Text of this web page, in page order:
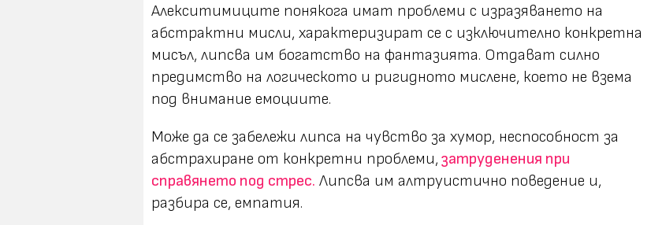
Алекситимиците понякога имат проблеми с изразяването на
абстрактни мисли, характеризират се с изключително конкретна
мисъл, липсва им богатство на фантазията. Отдават силно
предимство на логическото и ригидното мислене, което не взема
под внимание емоциите.
Може да се забележи липса на чувство за хумор, неспособност за
абстрахиране от конкретни проблеми, затруденения при
справянето под стрес. Липсва им алтруистично поведение и,
разбира се, емпатия.